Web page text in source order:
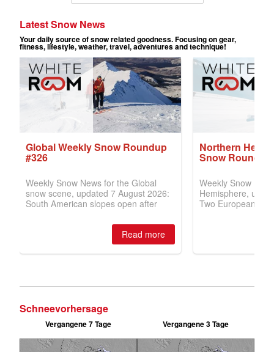
Schneevorhersage
Vergangene 7 Tage Vergangene 3 Tage